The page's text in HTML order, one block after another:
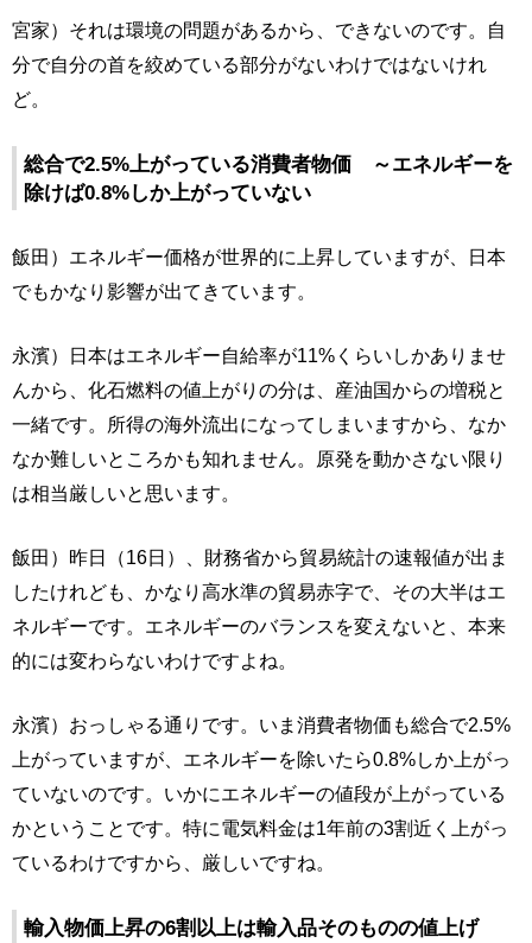
宮家）それは環境の問題があるから、できないのです。自
分で自分の首を絞めている部分がないわけではないけれ
ど。
総合で2.5%上がっている消費者物価 ～エネルギーを
除けば0.8%しか上がっていない
飯田）エネルギー価格が世界的に上昇していますが、日本
でもかなり影響が出てきています。
永濱）日本はエネルギー自給率が11%くらいしかありませ
んから、化石燃料の値上がりの分は、産油国からの増税と
一緒です。所得の海外流出になってしまいますから、なか
なか難しいところかも知れません。原発を動かさない限り
は相当厳しいと思います。
飯田）昨日（16日）、財務省から貿易統計の速報値が出ま
したけれども、かなり高水準の貿易赤字で、その大半はエ
ネルギーです。エネルギーのバランスを変えないと、本来
的には変わらないわけですよね。
永濱）おっしゃる通りです。いま消費者物価も総合で2.5%
上がっていますが、エネルギーを除いたら0.8%しか上がっ
ていないのです。いかにエネルギーの値段が上がっている
かということです。特に電気料金は1年前の3割近く上がっ
ているわけですから、厳しいですね。
輸入物価上昇の6割以上は輸入品そのものの値上げ